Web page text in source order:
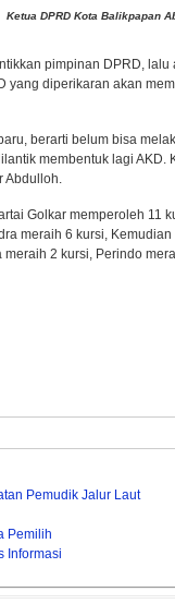
Ketua DPRD Kota Balikpapan
pimpinan DPRD,
yang diperikaran akan
berarti belum bisa
membentuk lagi AKD.
Abdulloh.
Golkar memperoleh 11
meraih 6 kursi,
2 kursi, Perindo
Pemudik Jalur Laut
Pemilih
Informasi